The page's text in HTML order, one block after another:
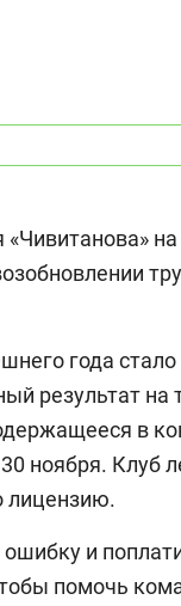
«Чивитанова»
года стало
результат на
в
ноября. Клуб
лицензию.
и
помочь